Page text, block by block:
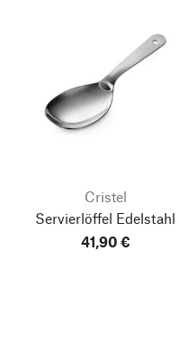
Cristel
Servierlöffel Edelstahl
41,90 €